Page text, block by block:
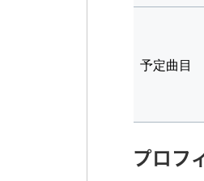
予定曲目
プロフ